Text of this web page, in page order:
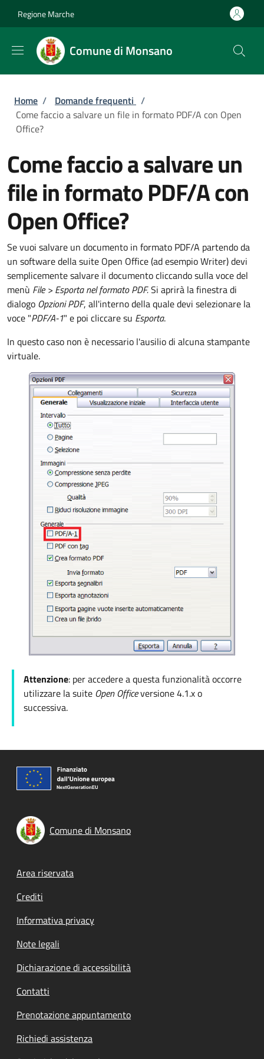
Regione Marche
Comune di Monsano
Briciole di pane
Home / Domande frequenti /
Come faccio a salvare un file in formato PDF/A con Open
Office?
Come faccio a salvare un
file in formato PDF/A con
Open Office?
Se vuoi salvare un documento in formato PDF/A partendo da
un software della suite Open Office (ad esempio Writer) devi
semplicemente salvare il documento cliccando sulla voce del
menù File > Esporta nel formato PDF.Si aprirà la finestra di
dialogo Opzioni PDF, all'interno della quale devi selezionare la
voce "PDF/A-1" e poi cliccare su Esporta.
In questo caso non è necessario l'ausilio di alcuna stampante
virtuale.
Attenzione: per accedere a questa funzionalità occorre
utilizzare la suite Open Officeversione4.1.x o
successiva.
Comune di Monsano
Footer menu
Area riservata
Crediti
Informativa privacy
Note legali
Dichiarazione di accessibilità
Contatti
Prenotazione appuntamento
Richiedi assistenza